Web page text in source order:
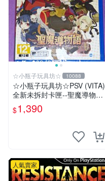
☆小瓶子玩具坊☆ 10088
☆小瓶子玩具坊☆PSV (VITA)
全新未拆封卡匣--聖魔導物語
(日版)
$1,390
人氣賣家